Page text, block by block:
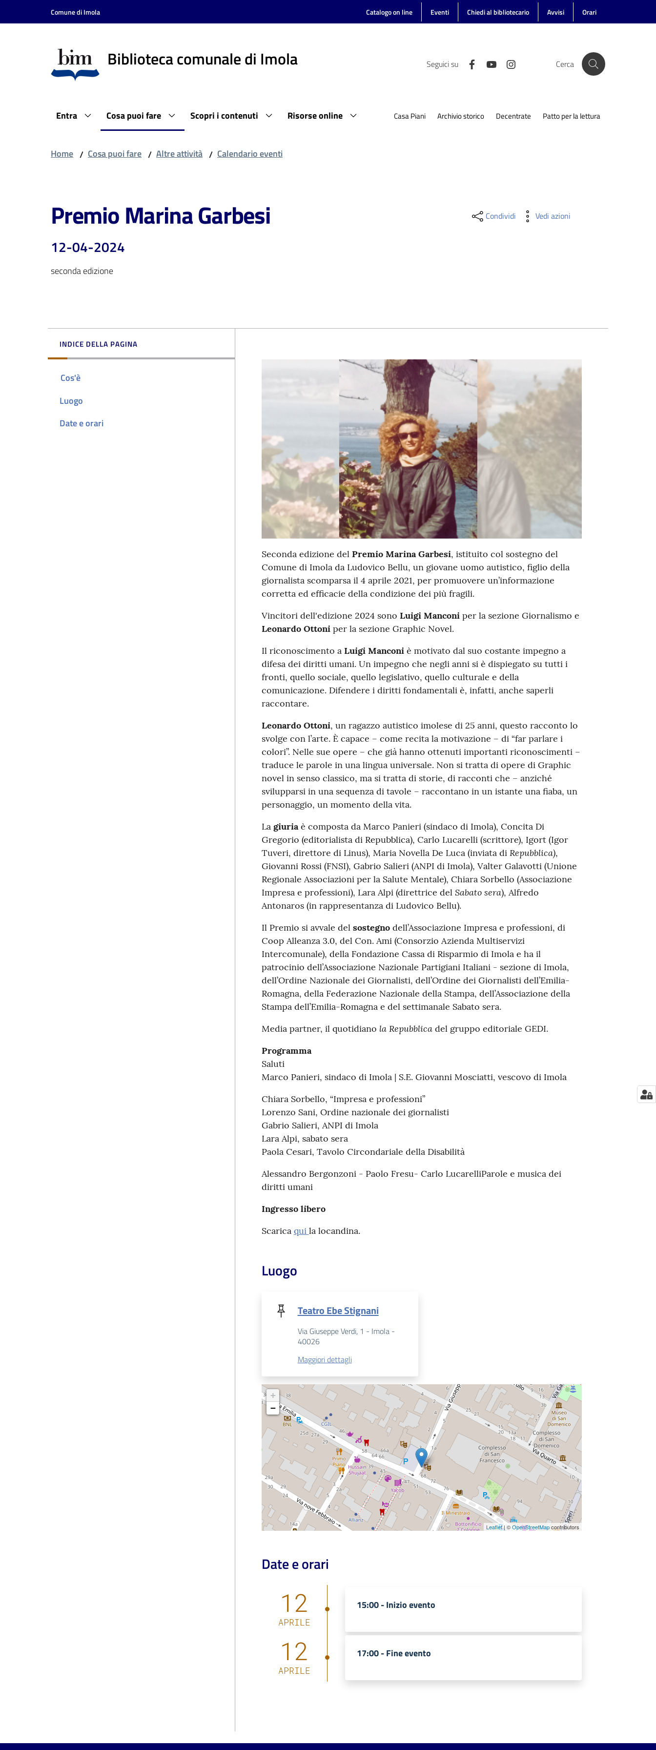
Vai al contenuto
Vai alla navigazione
Comune di Imola Catalogo on line Eventi Chiedi al bibliotecario Avvisi Orari
Biblioteca comunale di Imola Seguici su Cerca
Entra Cosa puoi fare Scopri i contenuti Risorse online Casa Piani Archivio storico Decentrate Patto per la lettura
Home / Cosa puoi fare / Altre attività / Calendario eventi
Premio Marina Garbesi
12-04-2024
seconda edizione
Condividi Vedi azioni
INDICE DELLA PAGINA
Cos'è
Luogo
Date e orari
Seconda edizione del Premio Marina Garbesi, istituito col sostegno del
Comune di Imola da Ludovico Bellu, un giovane uomo autistico, figlio della
giornalista scomparsa il 4 aprile 2021, per promuovere un’informazione
corretta ed efficacie della condizione dei più fragili.
Vincitori dell'edizione 2024 sono Luigi Manconi per la sezione Giornalismo e
Leonardo Ottoniper la sezione Graphic Novel.
Il riconoscimento a Luigi Manconiè motivato dal suo costante impegno a
difesa dei diritti umani. Un impegno che negli anni si è dispiegato su tutti i
fronti, quello sociale, quello legislativo, quello culturale e della
comunicazione. Difendere i diritti fondamentali è, infatti, anche saperli
raccontare.
Leonardo Ottoni, un ragazzo autistico imolese di 25 anni, questo racconto lo
svolge con l’arte. È capace – come recita la motivazione – di “far parlare i
colori”. Nelle sue opere – che già hanno ottenuti importanti riconoscimenti –
traduce le parole in una lingua universale. Non si tratta di opere di Graphic
novel in senso classico, ma si tratta di storie, di racconti che – anziché
svilupparsi in una sequenza di tavole – raccontano in un istante una fiaba, un
personaggio, un momento della vita.
La giuriaè composta da Marco Panieri (sindaco di Imola), Concita Di
Gregorio (editorialista di Repubblica), Carlo Lucarelli (scrittore), Igort (Igor
Tuveri, direttore di Linus), Maria Novella De Luca (inviata di Repubblica),
Giovanni Rossi (FNSI), Gabrio Salieri (ANPI di Imola), Valter Galavotti (Unione
Regionale Associazioni per la Salute Mentale), Chiara Sorbello (Associazione
Impresa e professioni), Lara Alpi (direttrice del Sabato sera), Alfredo
Antonaros (in rappresentanza di Ludovico Bellu).
Il Premio si avvale del sostegnodell’Associazione Impresa e professioni, di
Coop Alleanza 3.0, del Con. Ami (Consorzio Azienda Multiservizi
Intercomunale), della Fondazione Cassa di Risparmio di Imola e ha il
patrocinio dell’Associazione Nazionale Partigiani Italiani - sezione di Imola,
dell’Ordine Nazionale dei Giornalisti, dell’Ordine dei Giornalisti dell’Emilia-
Romagna, della Federazione Nazionale della Stampa, dell’Associazione della
Stampa dell’Emilia-Romagna e del settimanale Sabato sera.
Media partner, il quotidiano la Repubblicadel gruppo editoriale GEDI.
Programma
Saluti
Marco Panieri, sindaco di Imola | S.E. Giovanni Mosciatti, vescovo di Imola
Chiara Sorbello, “Impresa e professioni”
Lorenzo Sani, Ordine nazionale dei giornalisti
Gabrio Salieri, ANPI di Imola
Lara Alpi, sabato sera
Paola Cesari, Tavolo Circondariale della Disabilità
Alessandro Bergonzoni - Paolo Fresu- Carlo LucarelliParole e musica dei
diritti umani
Ingresso libero
Scarica qui la locandina.
Luogo
Teatro Ebe Stignani
Via Giuseppe Verdi, 1 - Imola -
40026
Maggiori dettagli
+
−
Leaflet| ©OpenStreetMapcontributors
Date e orari
12
APRILE
15:00 -Inizio evento
12
APRILE
17:00 -Fine evento